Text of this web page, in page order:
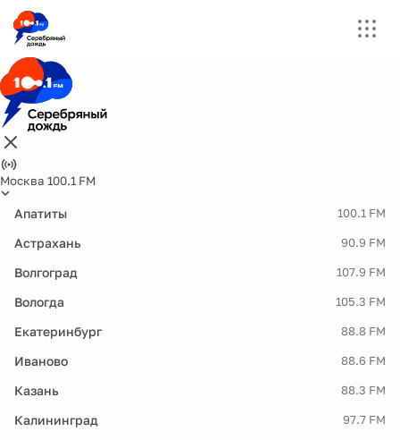
Москва 100.1 FM
Апатиты 100.1 FM
Астрахань 90.9 FM
Волгоград 107.9 FM
Вологда 105.3 FM
Екатеринбург 88.8 FM
Иваново 88.6 FM
Казань 88.3 FM
Калининград 97.7 FM